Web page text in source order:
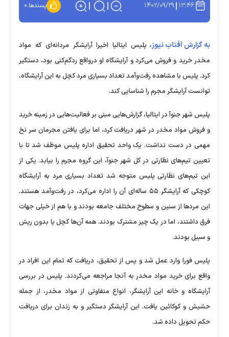
۱۳:۴۶ ۱۴۰۲/۰۹/۲۹ پسندها:۰
به گزارش آفتاب نیوز، پلیس ایتالیا اخیرا آرایشگر مردانه‌ای که مواد
مخدر خرید و فروش می‌کرد و آرایشگاه او درواقع ردگم‌کنی بود، دستگیر
کرد. پلیس با مشاهده رفت‌وآمد تعداد بسیاری مرد کچل به این آرایشگاه،
توانست آرایشگر مجرم را شناسایی کند.
پلیس شهر جنوآ در ایتالیا، گزارش‌هایی مبنی بر فعالیت‌هایی در زمینه خرید
و فروش مواد مخدر در شهر دریافت کرد، اما برای یافتن مجرمان سر نخ
مهمی در دست نداشت. یک واحد تحقیق اداره پلیس موظف شد تا با
تعیین تیم‌های نظارتی در کل شهر جنوآ، این گروه مجرم را بیابد. یکی از
این تیم‌های نظارتی پلیس متوجه شد تعداد بسیاری مرد به آرایشگاه
کوچکی که آرایشگر ۵۵ ساله‌ای آن را اداره می‌کرد، در رفت‌وآمد هستند.
این مرد‌ها از سنین و سطوح مختلف جامعه بودند و با هم از خیلی جهات
فرق داشتند، اما در یک چیز مشترک بودند. همه آن‌ها کچل یا بدون ریش
و سبیل بودند.
پلیس فورا وارد عمل شد و پس از تحقیق، دریافت که تمام این افراد در
واقع برای خرید مواد مخدر به آنجا مراجعه می‌کردند. پلیس در بررسی
آرایشگاه و خانه این آرایشگر، انواع متفاوتی از مواد مخدر، از جمله
حشیش و کوکائین یافت. این آرایشگر دستگیر و به زندان برای دریافت
حکم تحویل داده شد.